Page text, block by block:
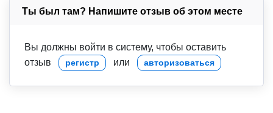
Ты был там? Напишите отзыв об этом месте
Вы должны войти в систему, чтобы оставить
отзыв
регистр или авторизоваться